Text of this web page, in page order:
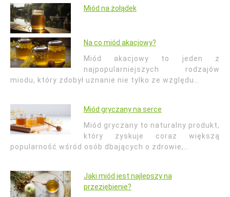
Miód na żołądek
Na co miód akacjowy?
Miód akacjowy to jeden z
najpopularniejszych rodzajów
miodu, który zdobył uznanie nie tylko ze względu…
Miód gryczany na serce
Miód gryczany to naturalny produkt,
który zyskuje coraz większą
popularność wśród osób dbających o zdrowie,…
Jaki miód jest najlepszy na
przeziębienie?